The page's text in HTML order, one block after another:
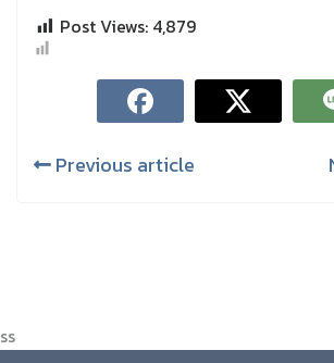
Post Views: 4,879
Previous article
ss